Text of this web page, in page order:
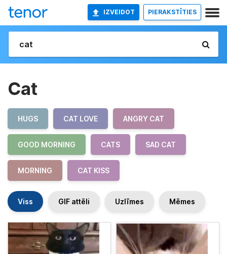
IZVEIDOT PIERAKSTĪTIES
Cat
HUGS CAT LOVE ANGRY CAT
GOOD MORNING CATS SAD CAT
MORNING CAT KISS
Viss GIF attēli Uzlīmes Mēmes